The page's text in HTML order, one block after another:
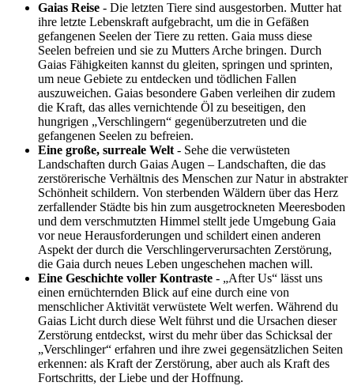
Gaias Reise - Die letzten Tiere sind ausgestorben. Mutter hat
ihre letzte Lebenskraft aufgebracht, um die in Gefäßen
gefangenen Seelen der Tiere zu retten. Gaia muss diese
Seelen befreien und sie zu Mutters Arche bringen. Durch
Gaias Fähigkeiten kannst du gleiten, springen und sprinten,
um neue Gebiete zu entdecken und tödlichen Fallen
auszuweichen. Gaias besondere Gaben verleihen dir zudem
die Kraft, das alles vernichtende Öl zu beseitigen, den
hungrigen „Verschlingern“ gegenüberzutreten und die
gefangenen Seelen zu befreien.
Eine große, surreale Welt - Sehe die verwüsteten
Landschaften durch Gaias Augen – Landschaften, die das
zerstörerische Verhältnis des Menschen zur Natur in abstrakter
Schönheit schildern. Von sterbenden Wäldern über das Herz
zerfallender Städte bis hin zum ausgetrockneten Meeresboden
und dem verschmutzten Himmel stellt jede Umgebung Gaia
vor neue Herausforderungen und schildert einen anderen
Aspekt der durch die Verschlingerverursachten Zerstörung,
die Gaia durch neues Leben ungeschehen machen will.
Eine Geschichte voller Kontraste - „After Us“ lässt uns
einen ernüchternden Blick auf eine durch eine von
menschlicher Aktivität verwüstete Welt werfen. Während du
Gaias Licht durch diese Welt führst und die Ursachen dieser
Zerstörung entdeckst, wirst du mehr über das Schicksal der
„Verschlinger“ erfahren und ihre zwei gegensätzlichen Seiten
erkennen: als Kraft der Zerstörung, aber auch als Kraft des
Fortschritts, der Liebe und der Hoffnung.